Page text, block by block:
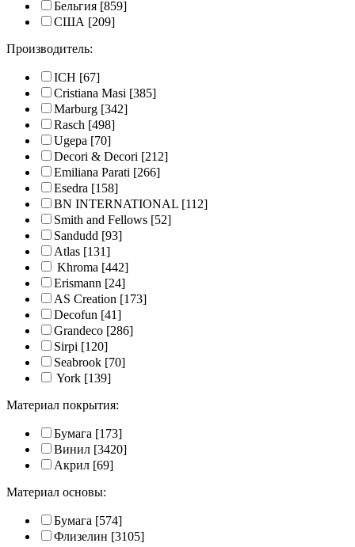
Бельгия [859]
США [209]
Производитель:
ICH [67]
Cristiana Masi [385]
Marburg [342]
Rasch [498]
Ugepa [70]
Decori & Decori [212]
Emiliana Parati [266]
Esedra [158]
BN INTERNATIONAL [112]
Smith and Fellows [52]
Sandudd [93]
Atlas [131]
Khroma [442]
Erismann [24]
AS Creation [173]
Decofun [41]
Grandeco [286]
Sirpi [120]
Seabrook [70]
York [139]
Материал покрытия:
Бумага [173]
Винил [3420]
Акрил [69]
Материал основы:
Бумага [574]
Флизелин [3105]